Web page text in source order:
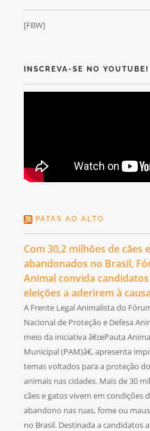
[FBW]
INSCREVA-SE NO YOUTUBE!
PATAS AO ALTO
Com 30,2 milhões de cães
abandonados no Brasil,
Animal convida candidatos
eleições a aderirem à causa
A Frente Legal Animalista do
Nacional de Proteção e Defesa
meio da iniciativa â€œPauta
Municipal (PAM)â€, apresenta
temas voltados para a proteção
animais nas cidades. Mais de 30
cães e gatos vivem em condições
abandono nas ruas, fome ou
no Brasil. Destinada a candidatos